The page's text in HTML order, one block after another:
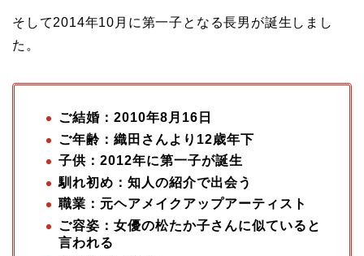
そして2014年10月に第一子となる長男が誕生しまし
た。
ご結婚：2010年8月16日
ご年齢：織田さんより12歳年下
子供：2012年に第一子が誕生
馴れ初め：知人の紹介で出会う
職業：元ヘアメイクアップアーティスト
ご容姿：女優の松たか子さんに似ていると
言われる